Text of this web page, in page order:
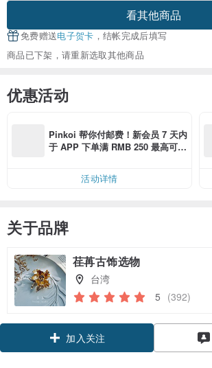
看其他商品
免费赠送电子贺卡 ，结帐完成后填写
商品已下架，请重新选取其他商品
优惠活动
Pinkoi 帮你付邮费！新会员 7 天内
于 APP 下单满 RMB 250 最高可折
活动详情
关于品牌
荏苒古饰选物
台湾
5 (392)
加入关注